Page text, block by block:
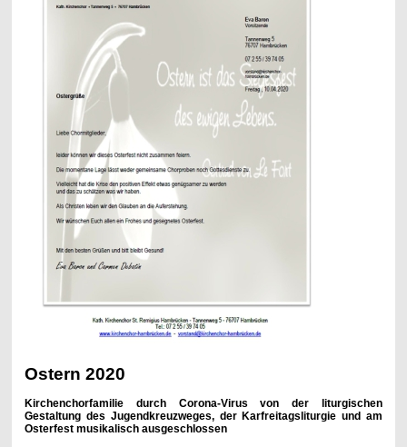
Ostern 2020
Kirchenchorfamilie durch Corona-Virus von der liturgischen
Gestaltung des Jugendkreuzweges, der Karfreitagsliturgie und am
Osterfest musikalisch ausgeschlossen